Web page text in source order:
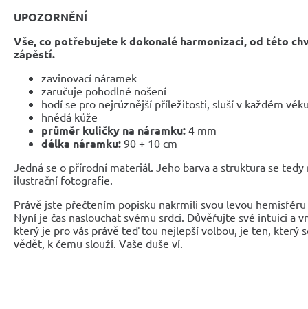
UPOZORNĚNÍ
Vše, co potřebujete k dokonalé harmonizaci, od této
zápěstí.
zavinovací náramek
zaručuje pohodlné nošení
hodí se pro nejrůznější příležitosti, sluší v každém
hnědá kůže
průměr kuličky na náramku: 4 mm
délka náramku: 90 + 10 cm
Jedná se o přírodní materiál. Jeho barva a struktura se
ilustrační fotografie.
Právě jste přečtením popisku nakrmili svou levou
Nyní je čas naslouchat svému srdci. Důvěřujte své intuici a
který je pro vás právě teď tou nejlepší volbou, je ten, který
vědět, k čemu slouží. Vaše duše ví.